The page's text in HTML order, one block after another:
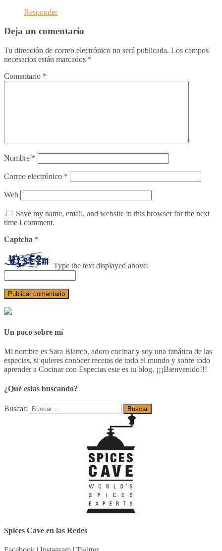
Responder
Deja un comentario
Tu dirección de correo electrónico no será publicada. Los campos
necesarios están marcados *
Comentario *
Nombre *
Correo electrónico *
Web
Save my name, email, and website in this browser for the next
time I comment.
Captcha *
Type the text displayed above:
Un poco sobre mí
Mi nombre es Sara Blanco, adoro cocinar y soy una fanática de las
especias, si quieres conocer recetas de todo el mundo y sobre todo
aprender a Cocinar con Especias este es tu blog. ¡¡¡Bienvenido!!!
¿Qué estas buscando?
Buscar:
Spices Cave en las Redes